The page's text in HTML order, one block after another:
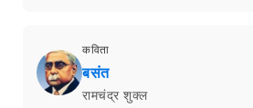
कविता
बसंत
रामचंद्र शुक्ल